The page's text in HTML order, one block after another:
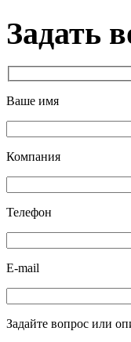
Задать
Ваше имя
Компания
Телефон
E-mail
Задайте вопрос или